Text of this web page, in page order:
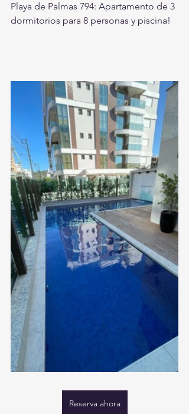
Playa de Palmas 794: Apartamento de 3
dormitorios para 8 personas y piscina!
Reserva ahora